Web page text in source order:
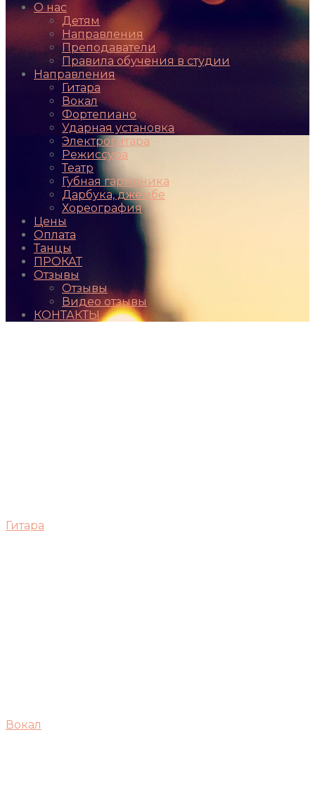
О нас
Детям
Направления
Преподаватели
Правила обучения в студии
Направления
Гитара
Вокал
Фортепиано
Ударная установка
Электрогитара
Режиссура
Театр
Губная гармоника
Дарбука, джембе
Хореография
Цены
Оплата
Танцы
ПРОКАТ
Отзывы
Отзывы
Видео отзывы
КОНТАКТЫ
Гитара
Вокал